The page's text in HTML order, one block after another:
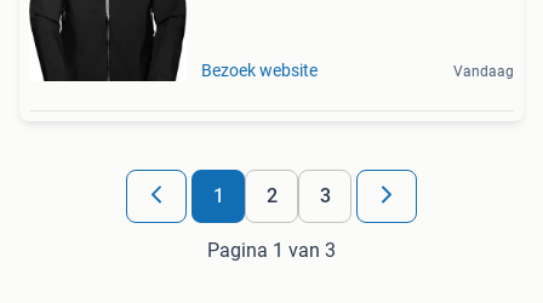
Bezoek website Vandaag
1 2 3
Pagina 1 van 3